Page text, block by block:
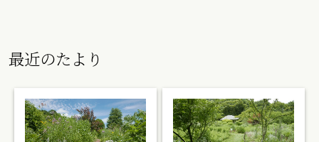
最近のたより